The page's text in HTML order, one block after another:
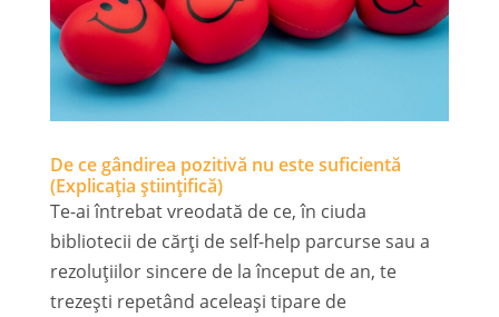
De ce gândirea pozitivă nu este suficientă
(Explicația științifică)
Te-ai întrebat vreodată de ce, în ciuda
bibliotecii de cărți de self-help parcurse sau a
rezoluțiilor sincere de la început de an, te
trezești repetând aceleași tipare de